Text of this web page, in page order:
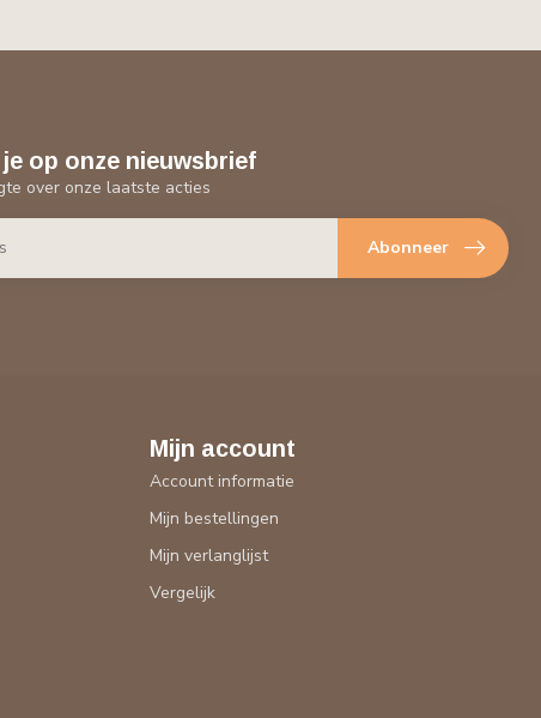
op onze nieuwsbrief
over onze laatste acties
Abonneer
Mijn account
Account informatie
Mijn bestellingen
Mijn verlanglijst
Vergelijk